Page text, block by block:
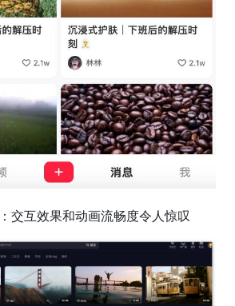
交互效果和动画流畅度令人惊叹